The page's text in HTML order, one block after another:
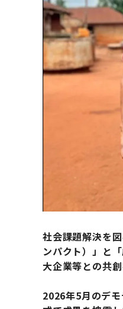
社会課題解決を
ンパクト）」と
大企業等との共
2026年5月のデ